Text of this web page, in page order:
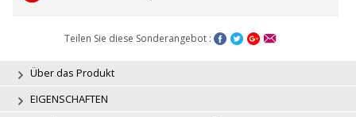
Teilen Sie diese Sonderangebot :
Über das Produkt
EIGENSCHAFTEN